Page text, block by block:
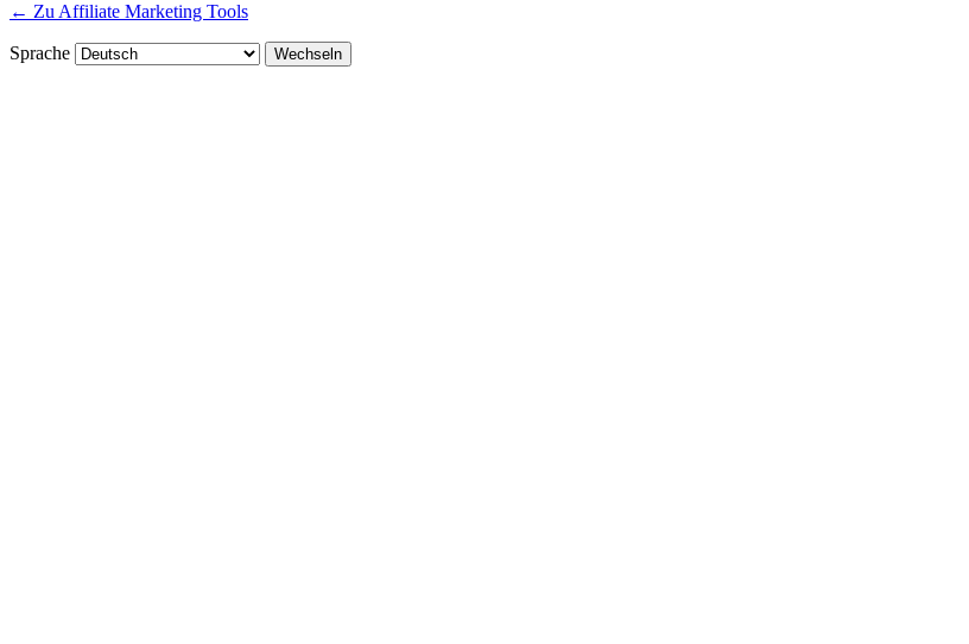
← Zu Affiliate Marketing Tools
Sprache